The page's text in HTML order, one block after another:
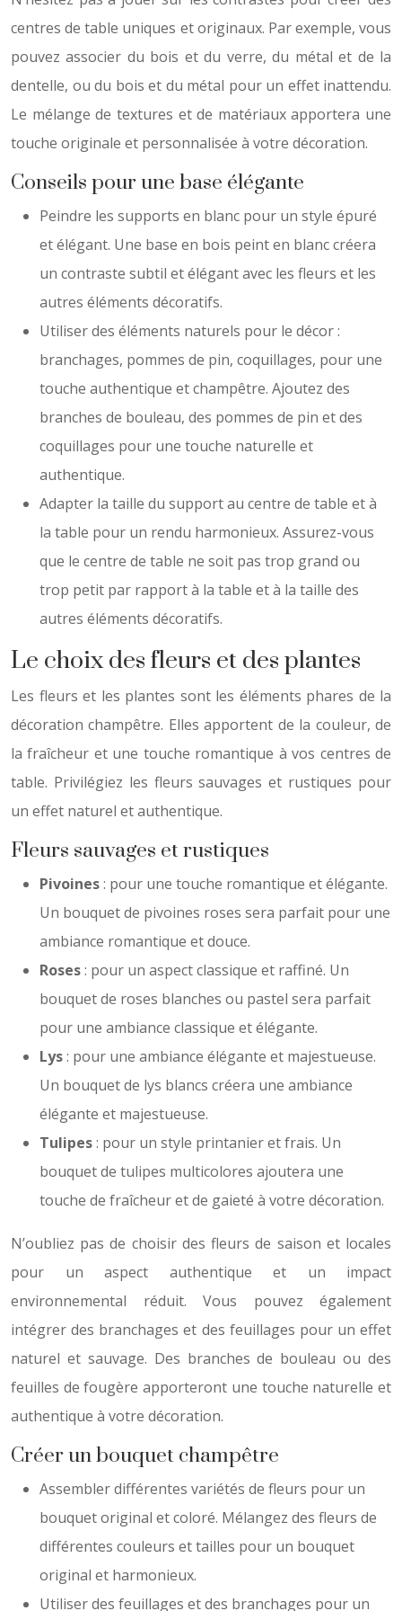
centres de table uniques et originaux. Par exemple, vous
pouvez associer du bois et du verre, du métal et de la
dentelle, ou du bois et du métal pour un effet inattendu.
Le mélange de textures et de matériaux apportera une
touche originale et personnalisée à votre décoration.
Conseils pour une base élégante
Peindre les supports en blanc pour un style épuré
et élégant. Une base en bois peint en blanc créera
un contraste subtil et élégant avec les fleurs et les
autres éléments décoratifs.
Utiliser des éléments naturels pour le décor :
branchages, pommes de pin, coquillages, pour une
touche authentique et champêtre. Ajoutez des
branches de bouleau, des pommes de pin et des
coquillages pour une touche naturelle et
authentique.
Adapter la taille du support au centre de table et à
la table pour un rendu harmonieux. Assurez-vous
que le centre de table ne soit pas trop grand ou
trop petit par rapport à la table et à la taille des
autres éléments décoratifs.
Le choix des fleurs et des plantes
Les fleurs et les plantes sont les éléments phares de la
décoration champêtre. Elles apportent de la couleur, de
la fraîcheur et une touche romantique à vos centres de
table. Privilégiez les fleurs sauvages et rustiques pour
un effet naturel et authentique.
Fleurs sauvages et rustiques
Pivoines: pour une touche romantique et élégante.
Un bouquet de pivoines roses sera parfait pour une
ambiance romantique et douce.
Roses: pour un aspect classique et raffiné. Un
bouquet de roses blanches ou pastel sera parfait
pour une ambiance classique et élégante.
Lys: pour une ambiance élégante et majestueuse.
Un bouquet de lys blancs créera une ambiance
élégante et majestueuse.
Tulipes: pour un style printanier et frais. Un
bouquet de tulipes multicolores ajoutera une
touche de fraîcheur et de gaieté à votre décoration.
N’oubliez pas de choisir des fleurs de saison et locales
pour un aspect authentique et un impact
environnemental réduit. Vous pouvez également
intégrer des branchages et des feuillages pour un effet
naturel et sauvage. Des branches de bouleau ou des
feuilles de fougère apporteront une touche naturelle et
authentique à votre décoration.
Créer un bouquet champêtre
Assembler différentes variétés de fleurs pour un
bouquet original et coloré. Mélangez des fleurs de
différentes couleurs et tailles pour un bouquet
original et harmonieux.
Utiliser des feuillages et des branchages pour un